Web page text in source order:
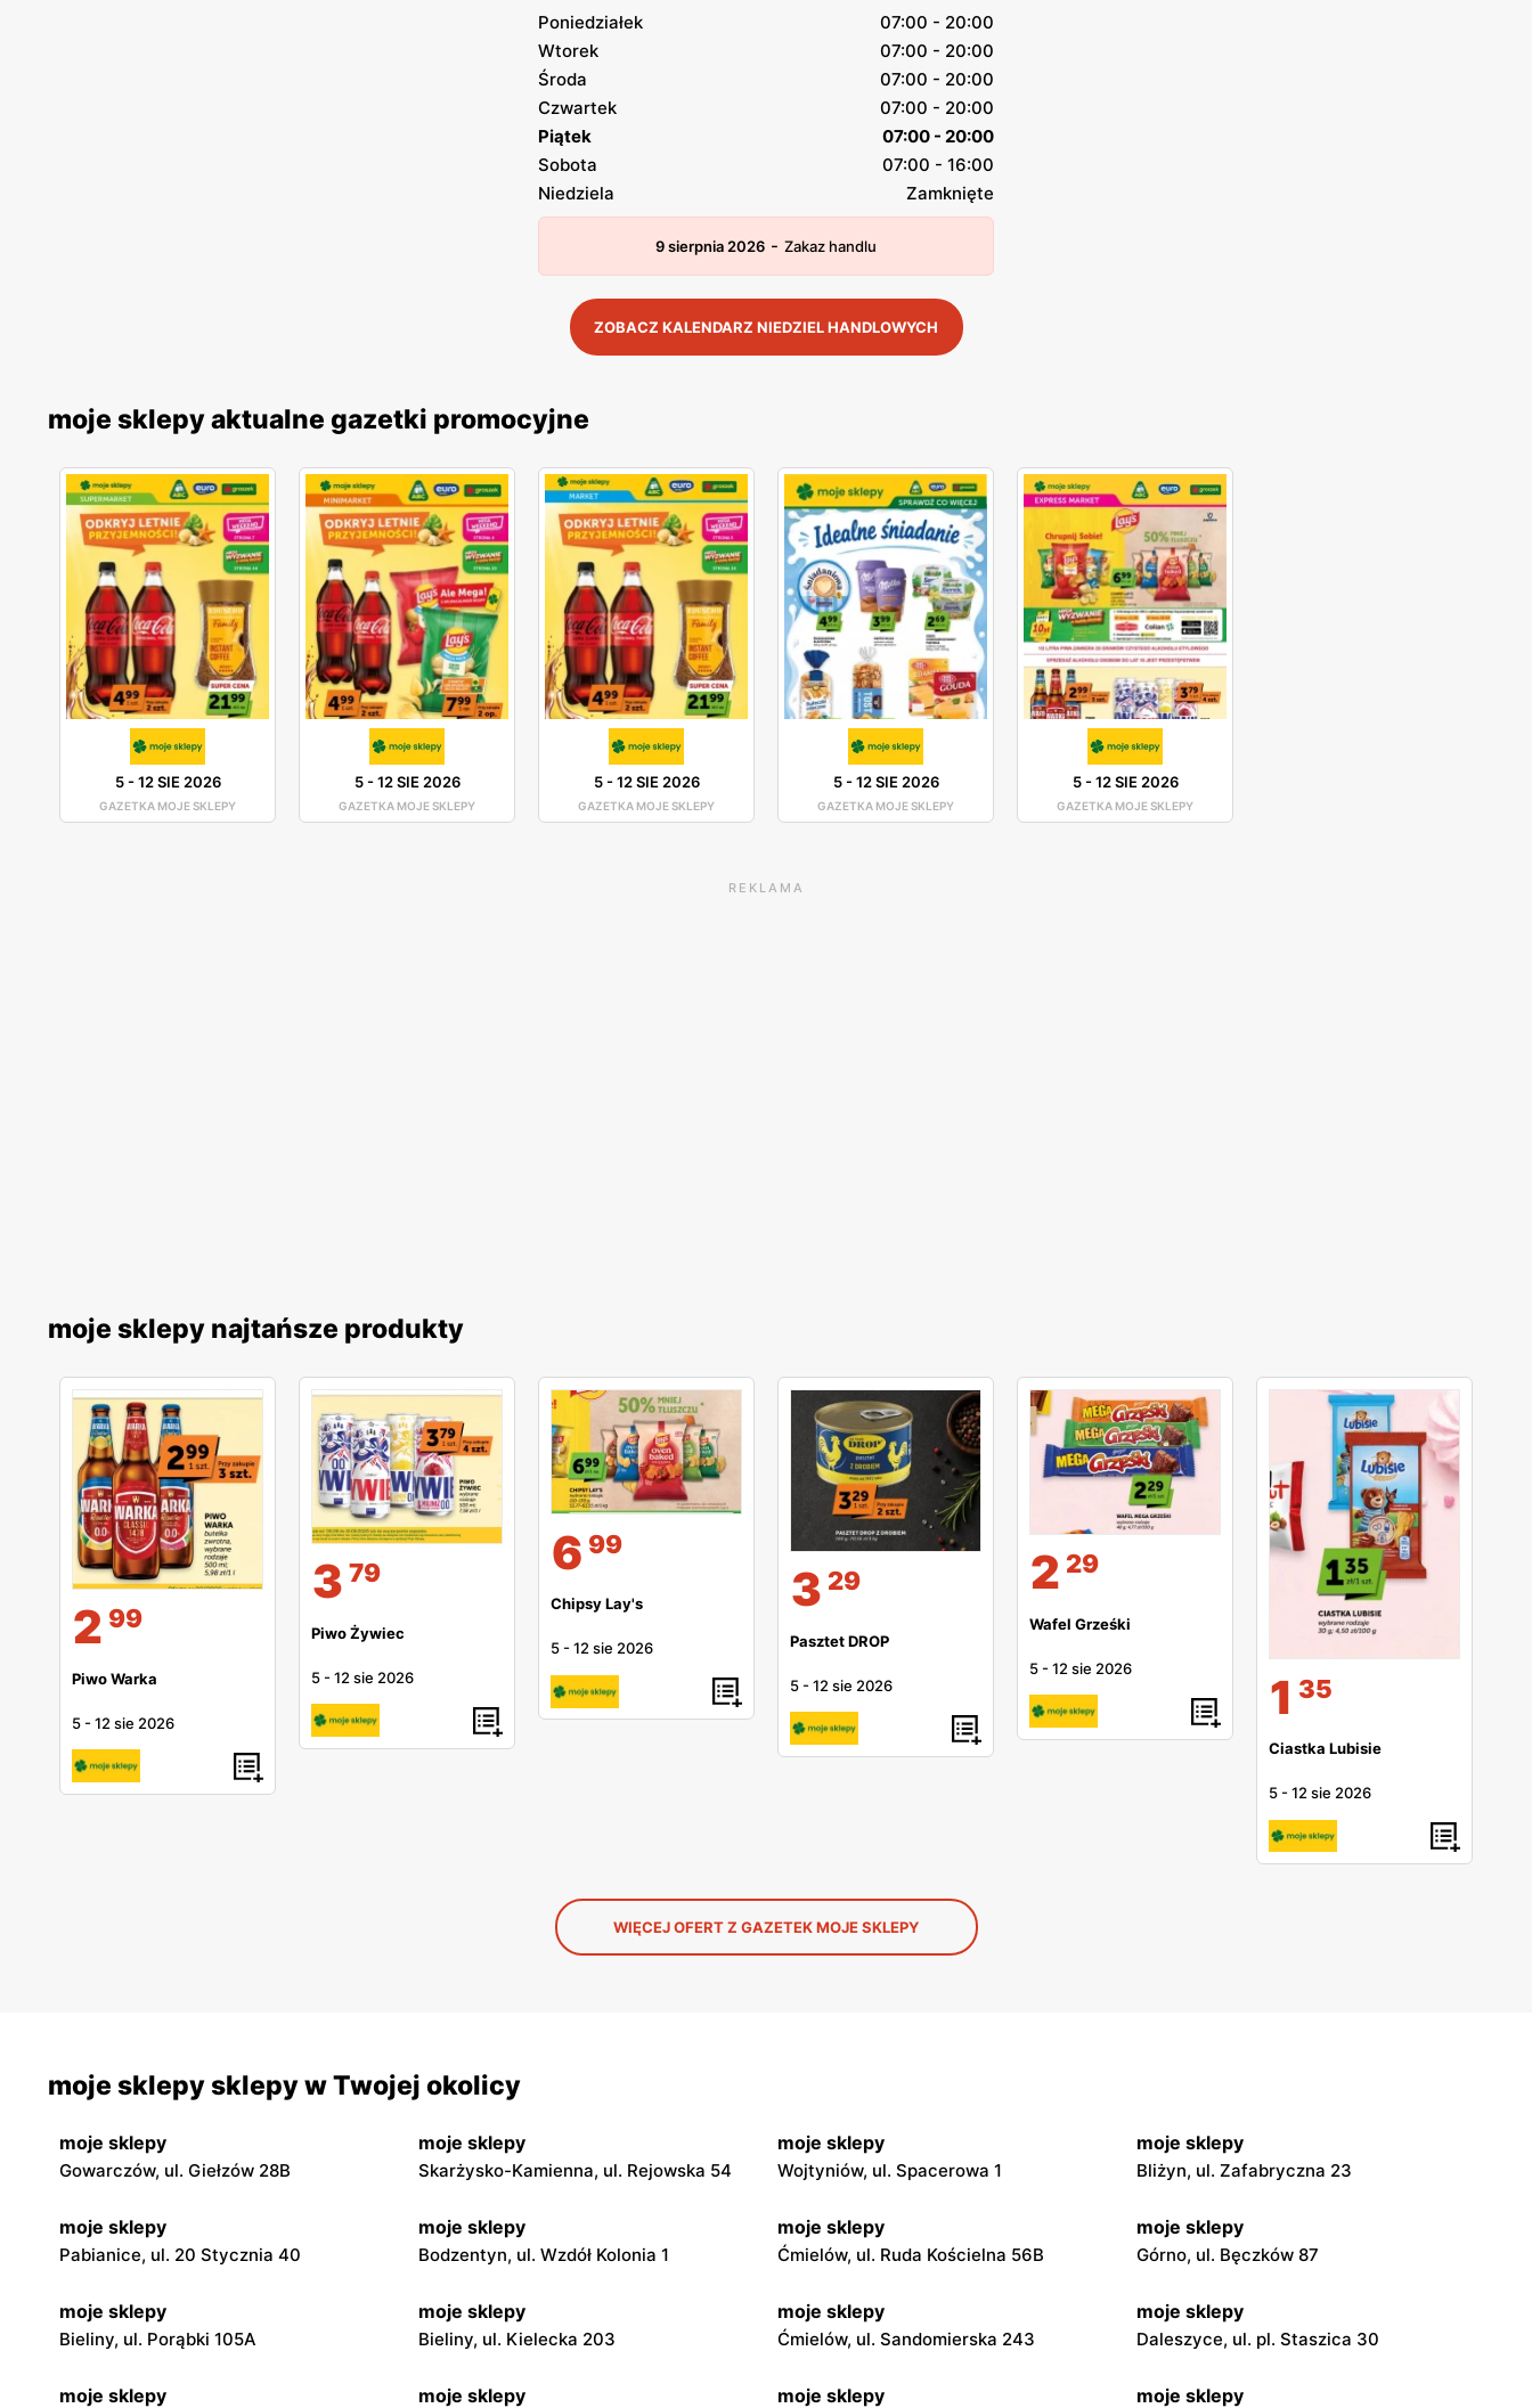
Poniedziałek
07:00 - 20:00
Wtorek
07:00 - 20:00
Środa
07:00 - 20:00
Czwartek
07:00 - 20:00
Piątek
07:00 - 20:00
Sobota
07:00 - 16:00
Niedziela
Zamknięte
9 sierpnia 2026 - Zakaz handlu
ZOBACZ KALENDARZ NIEDZIEL HANDLOWYCH
moje sklepy aktualne gazetki promocyjne
5-12 SIE 2026
GAZETKA MOJE SKLEPY
5-12 SIE 2026
GAZETKA MOJE SKLEPY
5-12 SIE 2026
GAZETKA MOJE SKLEPY
5-12 SIE 2026
GAZETKA MOJE SKLEPY
5-12 SIE 2026
GAZETKA MOJE SKLEPY
REKLAMA
moje sklepy najtańsze produkty
2 99
Piwo Warka
5 -12 sie 2026
3 79
Piwo Żywiec
5 -12 sie 2026
6 99
Chipsy Lay's
5 -12 sie 2026
3 29
Pasztet DROP
5 -12 sie 2026
2 29
Wafel Grześki
5 -12 sie 2026
1 35
Ciastka Lubisie
5 -12 sie 2026
WIĘCEJ OFERT Z GAZETEK MOJE SKLEPY
moje sklepy sklepy w Twojej okolicy
moje sklepy
Gowarczów, ul. Giełzów 28B
moje sklepy
Skarżysko-Kamienna, ul. Rejowska 54
moje sklepy
Wojtyniów, ul. Spacerowa 1
moje sklepy
Bliżyn, ul. Zafabryczna 23
moje sklepy
Pabianice, ul. 20 Stycznia 40
moje sklepy
Bodzentyn, ul. Wzdół Kolonia 1
moje sklepy
Ćmielów, ul. Ruda Kościelna 56B
moje sklepy
Górno, ul. Bęczków 87
moje sklepy
Bieliny, ul. Porąbki 105A
moje sklepy
Bieliny, ul. Kielecka 203
moje sklepy
Ćmielów, ul. Sandomierska 243
moje sklepy
Daleszyce, ul. pl. Staszica 30
moje sklepy moje sklepy moje sklepy moje sklepy